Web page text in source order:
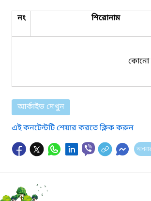
নং শিরোনাম
কোনো
আর্কাইভ দেখুন
এই কনটেন্টটি শেয়ার করতে ক্লিক করুন